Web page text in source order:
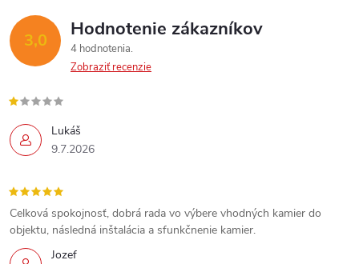
p
r
v
k
y
v
ý
p
3,0 Hodnotenie zákazníkov
4 hodnotenia
Zobraziť recenzie
Lukáš
9.7.2026
Jozef
Celková spokojnosť, dobrá rada vo výbere vhodných kamier do
objektu, následná inštalácia a sfunkčnenie kamier.